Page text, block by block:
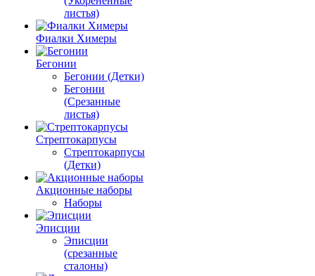
листья)
Фиалки Химеры
Бегонии
Бегонии (Детки)
Бегонии
(Срезанные
листья)
Стрептокарпусы
Стрептокарпусы
(Детки)
Акционные наборы
Наборы
Эписции
Эписции
(срезанные
сталоны)